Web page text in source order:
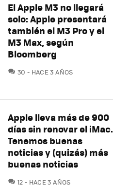
El Apple M3 no llegará
solo: Apple presentará
también el M3 Pro y el
M3 Max, según
Bloomberg
30 COMENTARIOS
HACE 3 AÑOS
Apple lleva más de 900
días sin renovar el iMac.
Tenemos buenas
noticias y (quizás) más
buenas noticias
12 COMENTARIOS
HACE 3 AÑOS